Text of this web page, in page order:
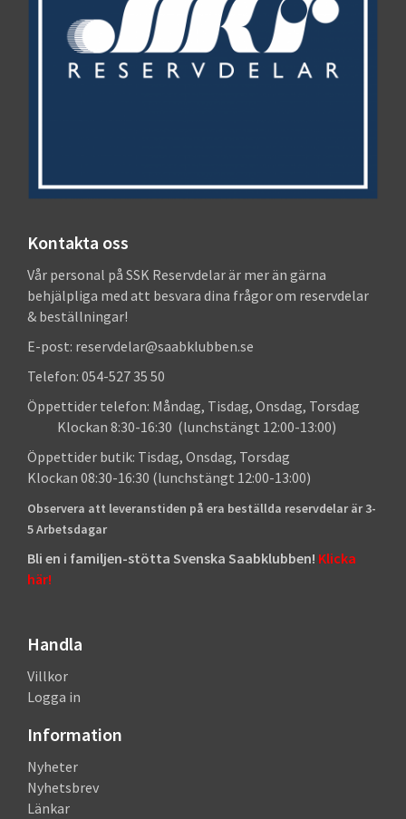
Kontakta oss
Vår personal på SSK Reservdelar är mer än gärna
behjälpliga med att besvara dina frågor om reservdelar
& beställningar!
E-post: reservdelar@saabklubben.se
Telefon: 054-527 35 50
Öppettider telefon: Måndag, Tisdag, Onsdag, Torsdag
Klockan 8:30-16:30 (lunchstängt 12:00-13:00)
Öppettider butik: Tisdag, Onsdag, Torsdag
Klockan 08:30-16:30 (lunchstängt 12:00-13:00)
Observera att leveranstiden på era beställda reservdelar är 3-
5 Arbetsdagar
Bli en i familjen-stötta Svenska Saabklubben! Klicka
här!
Handla
Villkor
Logga in
Information
Nyheter
Nyhetsbrev
Länkar